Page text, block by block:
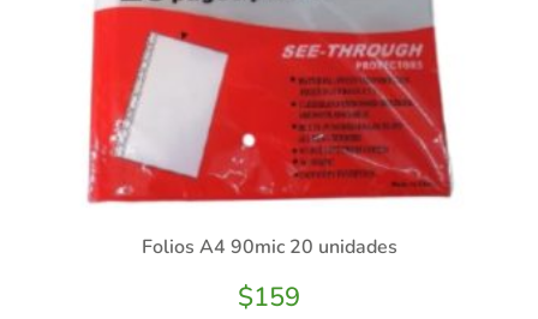
Folios A4 90mic 20 unidades
$159